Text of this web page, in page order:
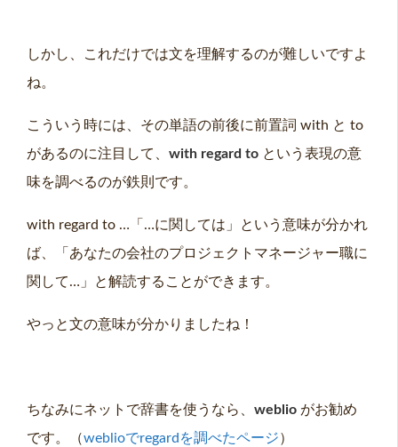
しかし、これだけでは文を理解するのが難しいですよ
ね。
こういう時には、その単語の前後に前置詞 with と to
があるのに注目して、 with regard to という表現の意
味を調べるのが鉄則です。
with regard to …「…に関しては」という意味が分かれ
ば、「あなたの会社のプロジェクトマネージャー職に
関して…」と解読することができます。
やっと文の意味が分かりましたね！
ちなみにネットで辞書を使うなら、 weblio がお勧め
です。（weblioでregardを調べたページ）